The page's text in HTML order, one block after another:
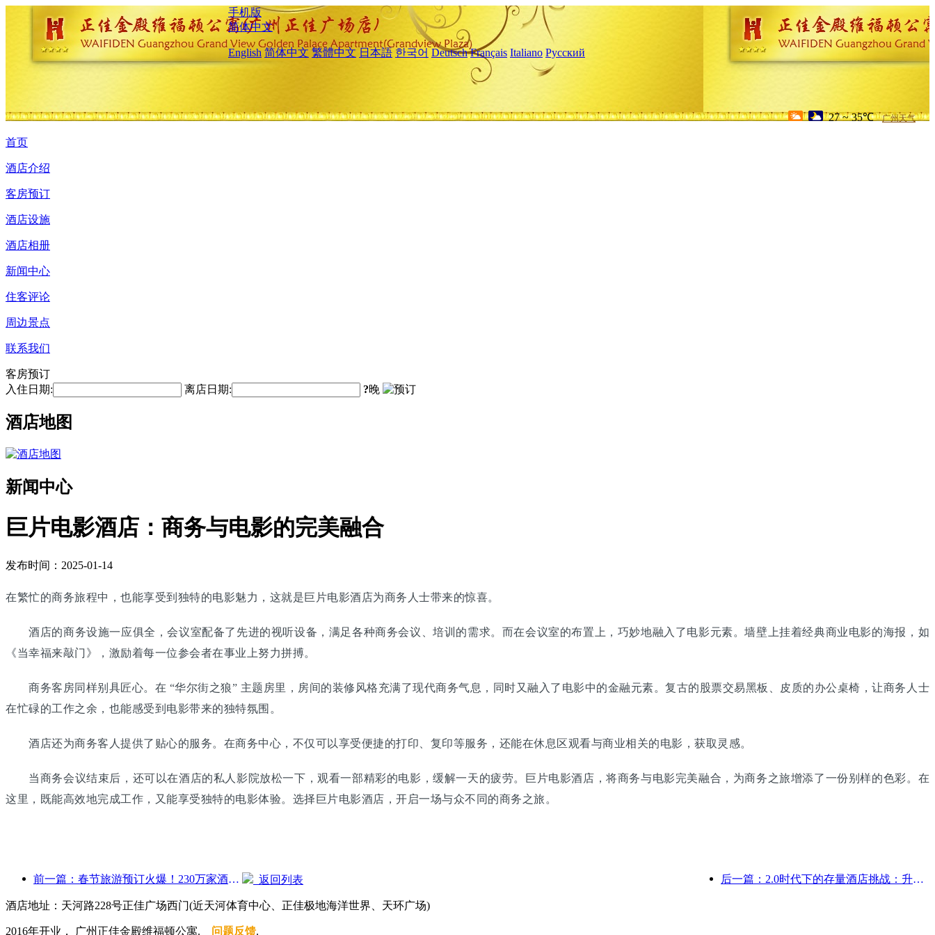
手机版
简体中文
English 简体中文 繁體中文 日本語 한국어 Deutsch Français Italiano Русский
27 ~ 35℃ 广州天气
首页
酒店介绍
客房预订
酒店设施
酒店相册
新闻中心
住客评论
周边景点
联系我们
客房预订
入住日期:
离店日期: ?晚
酒店地图
新闻中心
巨片电影酒店：商务与电影的完美融合
发布时间：2025-01-14
在繁忙的商务旅程中，也能享受到独特的电影魅力，这就是巨片电影酒店为商务人士带来的惊喜。
酒店的商务设施一应俱全，会议室配备了先进的视听设备，满足各种商务会议、培训的需求。而在会议室的布置上，巧妙地融入了电影元素。墙壁上挂着经典商业电影的海报，如
《当幸福来敲门》，激励着每一位参会者在事业上努力拼搏。
商务客房同样别具匠心。在 “华尔街之狼” 主题房里，房间的装修风格充满了现代商务气息，同时又融入了电影中的金融元素。复古的股票交易黑板、皮质的办公桌椅，让商务人士
在忙碌的工作之余，也能感受到电影带来的独特氛围。
酒店还为商务客人提供了贴心的服务。在商务中心，不仅可以享受便捷的打印、复印等服务，还能在休息区观看与商业相关的电影，获取灵感。
当商务会议结束后，还可以在酒店的私人影院放松一下，观看一部精彩的电影，缓解一天的疲劳。巨片电影酒店，将商务与电影完美融合，为商务之旅增添了一份别样的色彩。在
这里，既能高效地完成工作，又能享受独特的电影体验。选择巨片电影酒店，开启一场与众不同的商务之旅。
前一篇：春节旅游预订火爆！230万家酒店企业或迎“开门红” 后一篇：2.0时代下的存量酒店挑战：升级为核心，才是价值真革新
返回列表
酒店地址：天河路228号正佳广场西门(近天河体育中心、正佳极地海洋世界、天环广场)
2016年开业， 广州正佳金殿维福顿公寓. 问题反馈.